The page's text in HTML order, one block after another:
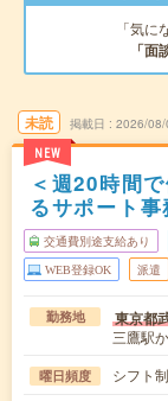
「気
「面
未読
NEW
掲載日 2026/08/
＜週20時間
るサポート事
交通費別途支給あり
WEB登録OK 派遣
勤務地 東京都
三鷹駅
曜日頻度 シフト